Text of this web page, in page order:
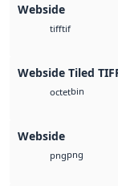
Webside
tifftif
Webside Tiled
octetbin
Webside
pngpng